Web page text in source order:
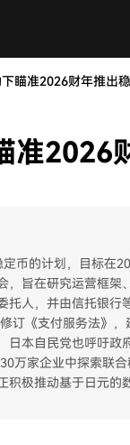
瞄准2026财年推出
准2026
币的计划，目标在
，旨在研究运营框架
人，并由信托银行
订《支付服务法》
本自民党也呼吁政
万家企业中探索联
极推动基于日元的